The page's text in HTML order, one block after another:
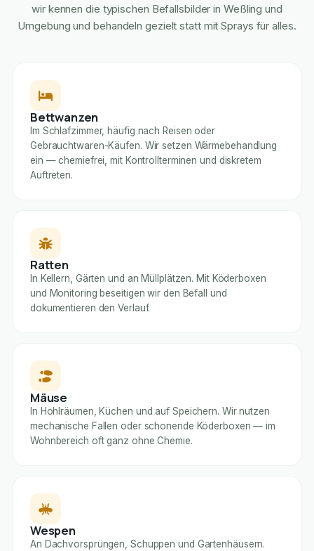
wir kennen die typischen Befallsbilder in Weßling und
Umgebung und behandeln gezielt statt mit Sprays für alles.
Bettwanzen
Im Schlafzimmer, häufig nach Reisen oder
Gebrauchtwaren-Käufen. Wir setzen Wärmebehandlung
ein — chemiefrei, mit Kontrollterminen und diskretem
Auftreten.
Ratten
In Kellern, Gärten und an Müllplätzen. Mit Köderboxen
und Monitoring beseitigen wir den Befall und
dokumentieren den Verlauf.
Mäuse
In Hohlräumen, Küchen und auf Speichern. Wir nutzen
mechanische Fallen oder schonende Köderboxen — im
Wohnbereich oft ganz ohne Chemie.
Wespen
An Dachvorsprüngen, Schuppen und Gartenhäusern.